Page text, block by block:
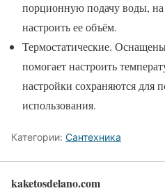
порционную подачу воды,
настроить ее объём.
Термостатические.
помогает настроить
настройки сохраняются для
использования.
Категории: Сантехника
kaketosdelano.com